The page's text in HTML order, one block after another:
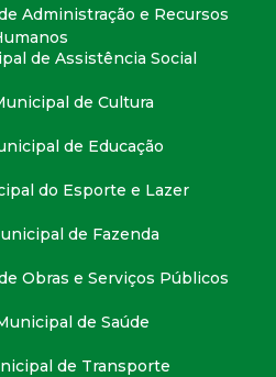
Administração e Recursos
de Assistência Social
de Cultura
de Educação
do Esporte e Lazer
de Fazenda
Obras e Serviços Públicos
de Saúde
de Transporte